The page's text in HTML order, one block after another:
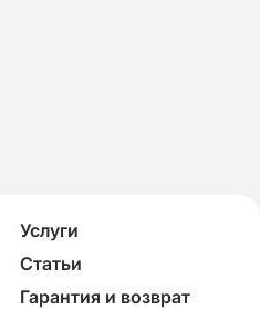
Услуги
Статьи
Гарантия и возврат